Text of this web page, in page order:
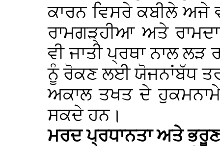
ਕਾਰਨ ਵਿਸਰੇ ਕਬੀਲੇ ਅਜੇ
ਰਾਮਗੜ੍ਹੀਆ ਅਤੇ
ਵੀ ਜਾਤੀ ਪ੍ਰਥਾ ਨਾਲ
ਨੂੰ ਰੋਕਣ ਲਈ ਯੋਜਨਾਂਬੱਧ
ਅਕਾਲ ਤਖਤ ਦੇ
ਸਕਦੇ ਹਨ।
ਮਰਦ ਪ੍ਰਧਾਨਤਾ ਅਤੇ